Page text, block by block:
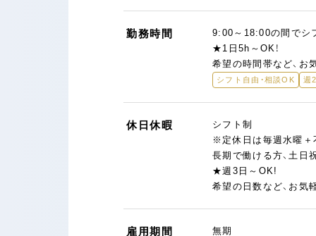
勤務時間
9:00～18:00の間でシ
★1日5h～OK！
希望の時間帯など、お
シフト自由・相談OK 週
休日休暇
シフト制
※定休日は毎週水曜＋
長期で働ける方、土日
★週3日～OK!
希望の日数など、お気
雇用期間 無期